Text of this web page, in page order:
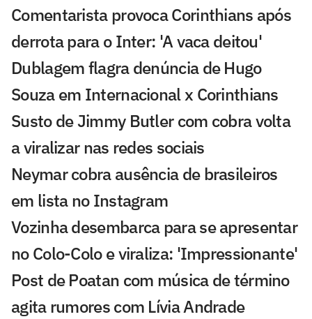
Comentarista provoca Corinthians após
derrota para o Inter: 'A vaca deitou'
Dublagem flagra denúncia de Hugo
Souza em Internacional x Corinthians
Susto de Jimmy Butler com cobra volta
a viralizar nas redes sociais
Neymar cobra ausência de brasileiros
em lista no Instagram
Vozinha desembarca para se apresentar
no Colo-Colo e viraliza: 'Impressionante'
Post de Poatan com música de término
agita rumores com Lívia Andrade